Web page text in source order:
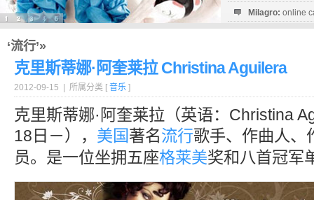
Milagro: online
‘流行’»
克里斯蒂娜·阿奎莱拉 Christina Aguilera
2012-09-15 | 所属分类 [ 音乐 ]
克里斯蒂娜·阿奎莱拉（英语：Christina
18日－）， 美国著名流行歌手、作曲人、
员。是一位坐拥五座格莱美奖和八首冠军